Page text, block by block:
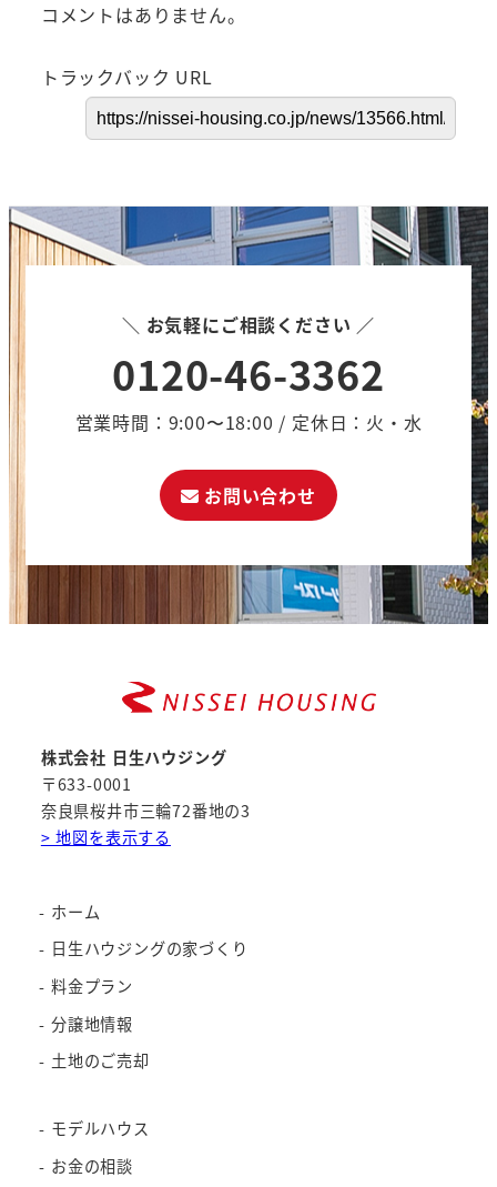
コメントはありません。
トラックバック URL
＼ お気軽にご相談ください ／
0120-46-3362
営業時間：9:00〜18:00 / 定休日：火・水
お問い合わせ
株式会社 日生ハウジング
〒633-0001
奈良県桜井市三輪72番地の3
> 地図を表示する
ホーム
日生ハウジングの家づくり
料金プラン
分譲地情報
土地のご売却
モデルハウス
お金の相談